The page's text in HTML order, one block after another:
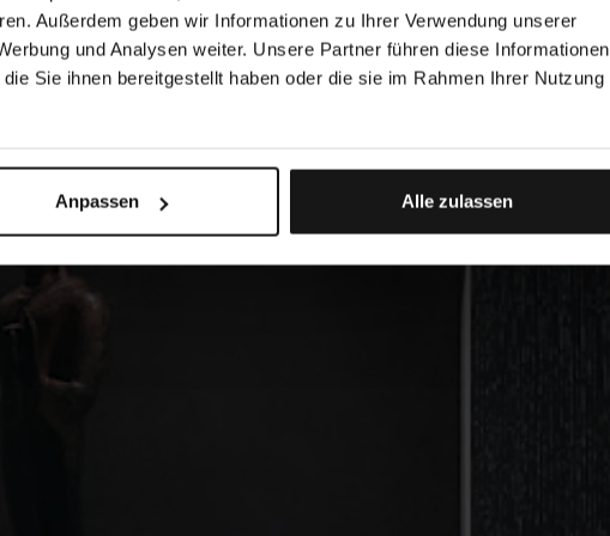
Außerdem geben wir Informationen zu Ihrer Verwendung unserer
und Analysen weiter. Unsere Partner führen diese Informationen
Sie ihnen bereitgestellt haben oder die sie im Rahmen Ihrer Nutzung
Anpassen Alle zulassen